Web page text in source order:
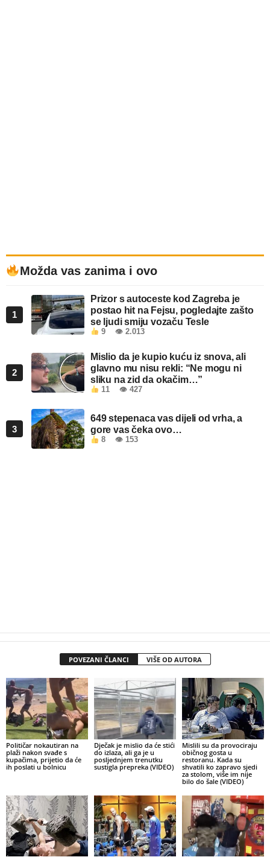
Možda vas zanima i ovo
1
Prizor s autoceste kod Zagreba je
postao hit na Fejsu, pogledajte zašto
se ljudi smiju vozaču Tesle
9 👁 2.013
2
Mislio da je kupio kuću iz snova, ali
glavno mu nisu rekli: “Ne mogu ni
sliku na zid da okačim…”
11 👁 427
3
649 stepenaca vas dijeli od vrha, a
gore vas čeka ovo…
8 👁 153
POVEZANI ČLANCI VIŠE OD AUTORA
Političar nokautiran na
plaži nakon svađe s
kupačima, prijetio da će
ih poslati u bolnicu
Dječak je mislio da će stići
do izlaza, ali ga je u
posljednjem trenutku
sustigla prepreka (VIDEO)
Mislili su da provociraju
običnog gosta u
restoranu. Kada su
shvatili ko zapravo sjedi
za stolom, više im nije
bilo do šale (VIDEO)